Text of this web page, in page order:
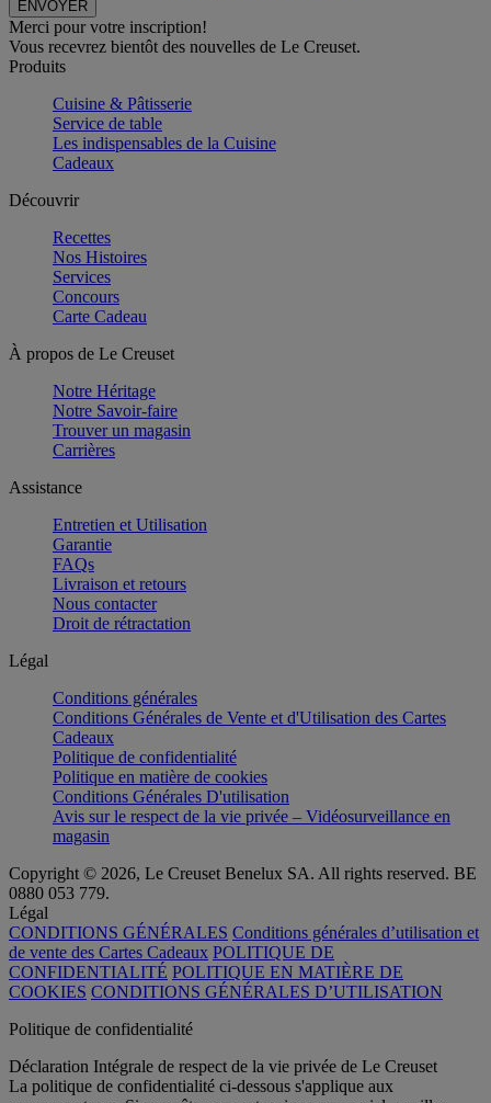
Merci pour votre inscription!
Vous recevrez bientôt des nouvelles de Le Creuset.
Produits
Cuisine & Pâtisserie
Service de table
Les indispensables de la Cuisine
Cadeaux
Découvrir
Recettes
Nos Histoires
Services
Concours
Carte Cadeau
À propos de Le Creuset
Notre Héritage
Notre Savoir-faire
Trouver un magasin
Carrières
Assistance
Entretien et Utilisation
Garantie
FAQs
Livraison et retours
Nous contacter
Droit de rétractation
Légal
Conditions générales
Conditions Générales de Vente et d'Utilisation des Cartes
Cadeaux
Politique de confidentialité
Politique en matière de cookies
Conditions Générales D'utilisation
Avis sur le respect de la vie privée – Vidéosurveillance en
magasin
Copyright © 2026, Le Creuset Benelux SA. All rights reserved. BE
0880 053 779.
Légal
CONDITIONS GÉNÉRALES Conditions générales d’utilisation et
de vente des Cartes Cadeaux POLITIQUE DE
CONFIDENTIALITÉ POLITIQUE EN MATIÈRE DE
COOKIES CONDITIONS GÉNÉRALES D’UTILISATION
Politique de confidentialité
Déclaration Intégrale de respect de la vie privée de Le Creuset
La politique de confidentialité ci-dessous s'applique aux